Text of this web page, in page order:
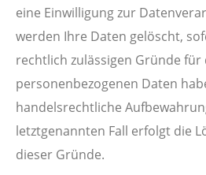
eine Einwilligung zur
werden Ihre Daten gelöscht,
rechtlich zulässigen Gründe
personenbezogenen Daten
handelsrechtliche
letztgenannten Fall erfolgt die
dieser Gründe.